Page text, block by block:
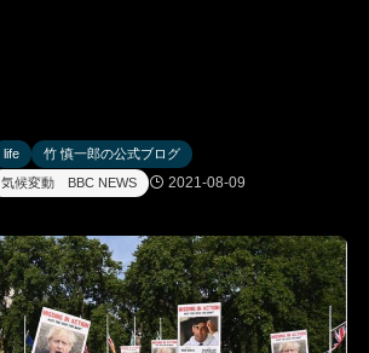
life
竹 慎一郎の公式ブログ
気候変動 BBC NEWS 2021-08-09